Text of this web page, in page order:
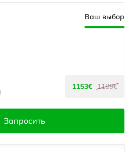
Ваш выбор
1153€ 1189€
Запросить